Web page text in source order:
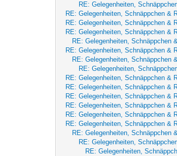
RE: Gelegenheiten,
RE: Gelegenheiten, Schnäppchen &
RE: Gelegenheiten, Schnäppchen &
RE: Gelegenheiten, Schnäppchen &
RE: Gelegenheiten, Schnäppchen
RE: Gelegenheiten, Schnäppchen &
RE: Gelegenheiten, Schnäppchen
RE: Gelegenheiten,
RE: Gelegenheiten, Schnäppchen &
RE: Gelegenheiten, Schnäppchen &
RE: Gelegenheiten, Schnäppchen &
RE: Gelegenheiten, Schnäppchen &
RE: Gelegenheiten, Schnäppchen &
RE: Gelegenheiten, Schnäppchen &
RE: Gelegenheiten, Schnäppchen
RE: Gelegenheiten,
RE: Gelegenheiten,